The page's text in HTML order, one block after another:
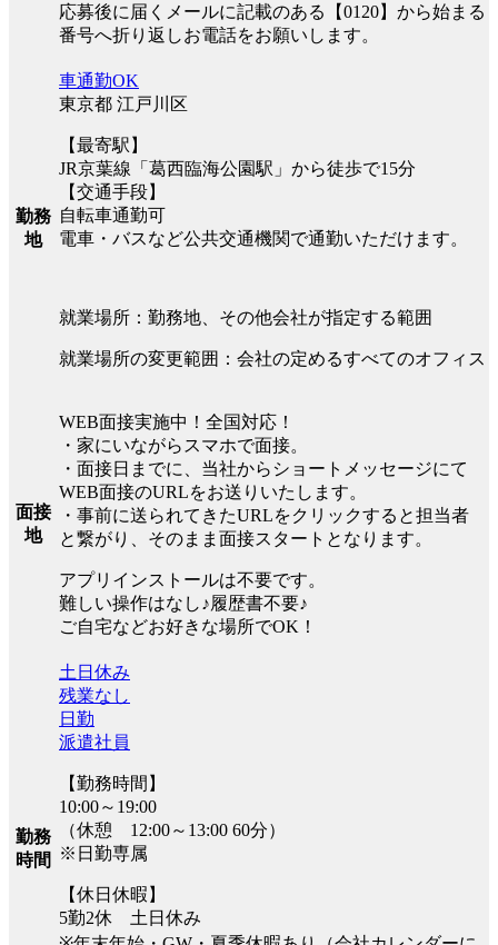
応募後に届くメールに記載のある【0120】から始まる
番号へ折り返しお電話をお願いします。
勤務
地
車通勤OK
東京都 江戸川区
【最寄駅】
JR京葉線「葛西臨海公園駅」から徒歩で15分
【交通手段】
自転車通勤可
電車・バスなど公共交通機関で通勤いただけます。
就業場所：勤務地、その他会社が指定する範囲
就業場所の変更範囲：会社の定めるすべてのオフィス
面接
地
WEB面接実施中！全国対応！
・家にいながらスマホで面接。
・面接日までに、当社からショートメッセージにて
WEB面接のURLをお送りいたします。
・事前に送られてきたURLをクリックすると担当者
と繋がり、そのまま面接スタートとなります。
アプリインストールは不要です。
難しい操作はなし♪履歴書不要♪
ご自宅などお好きな場所でOK！
勤務
時間
土日休み
残業なし
日勤
派遣社員
【勤務時間】
10:00～19:00
（休憩 12:00～13:00 60分）
※日勤専属
【休日休暇】
5勤2休 土日休み